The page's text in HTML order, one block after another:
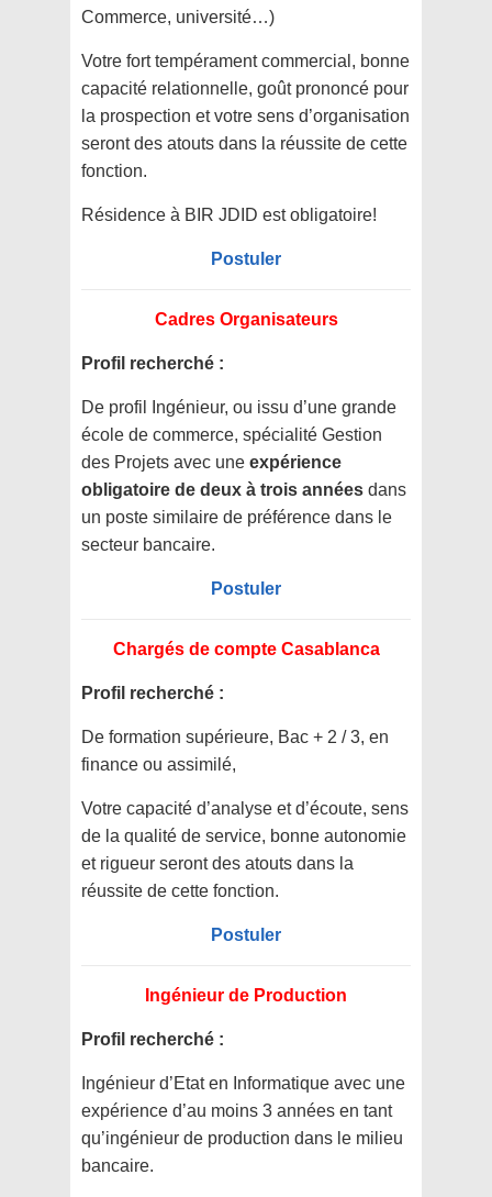
Commerce, université…)
Votre fort tempérament commercial, bonne
capacité relationnelle, goût prononcé pour
la prospection et votre sens d’organisation
seront des atouts dans la réussite de cette
fonction.
Résidence à BIR JDID est obligatoire!
Postuler
Cadres Organisateurs
Profil recherché :
De profil Ingénieur, ou issu d’une grande
école de commerce, spécialité Gestion
des Projets avec une expérience
obligatoire de deux à trois années dans
un poste similaire de préférence dans le
secteur bancaire.
Postuler
Chargés de compte Casablanca
Profil recherché :
De formation supérieure, Bac + 2 / 3, en
finance ou assimilé,
Votre capacité d’analyse et d’écoute, sens
de la qualité de service, bonne autonomie
et rigueur seront des atouts dans la
réussite de cette fonction.
Postuler
Ingénieur de Production
Profil recherché :
Ingénieur d’Etat en Informatique avec une
expérience d’au moins 3 années en tant
qu’ingénieur de production dans le milieu
bancaire.